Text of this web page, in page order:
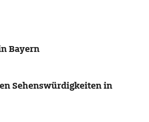
Bayern
Sehenswürdigkeiten in